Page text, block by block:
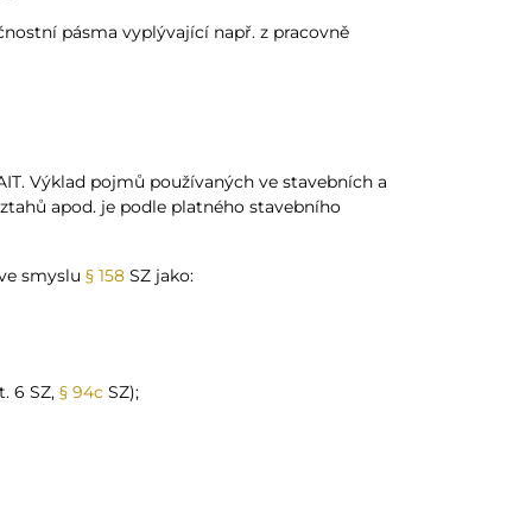
pásma vyplývající např. z pracovně
Výklad pojmů používaných ve stavebních a
apod. je podle platného stavebního
smyslu § 158 SZ jako:
6 SZ, § 94c SZ);